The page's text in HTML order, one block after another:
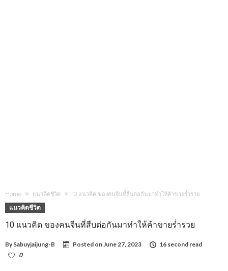
Home แนวคิดชีวิต 10 แนวคิด ของคนจีนที่สืบต่อกันมาทำให้ค้าขายร่ำรวย
แนวคิดชีวิต
10 แนวคิด ของคนจีนที่สืบต่อกันมาทำให้ค้าขายร่ำรวย
By Sabuyjaijung-B Posted onJune 27, 2023
16 second read
0